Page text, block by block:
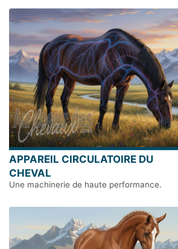
APPAREIL CIRCULATOIRE DU
CHEVAL
Une machinerie de haute performance.